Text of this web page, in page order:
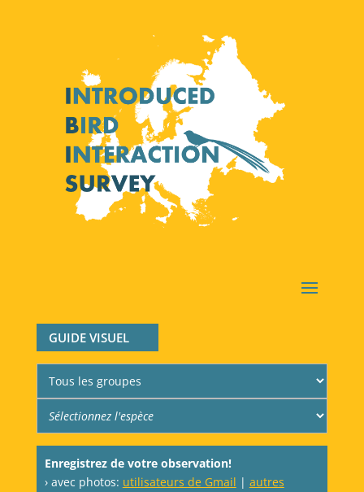
GUIDE VISUEL
Enregistrez de votre observation!
› avec photos: utilisateurs de Gmail | autres